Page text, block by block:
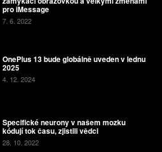
pro iMessage
7. 6. 2022
OnePlus 13 bude globálně uveden v lednu
2025
4. 12. 2024
Specifické neurony v našem mozku
kódují tok času, zjistili vědci
28. 10. 2022